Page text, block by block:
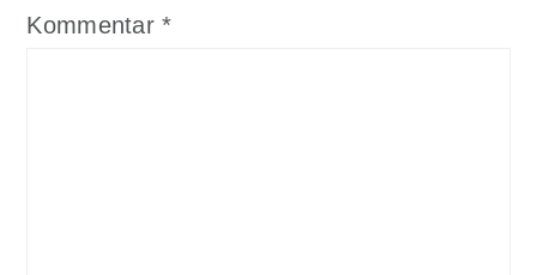
Kommentar*